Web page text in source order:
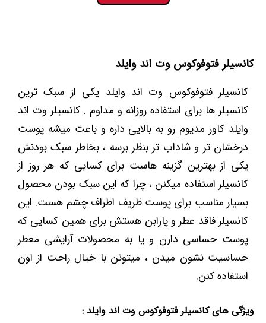
کانسیلر فتوفوکوس وت اند وایلد
کانسیلر فتوفوکوس وت اند وایلد یکی از سبک ترین
کانسیلر ها برای استفاده روزانه و مداوم . کانسیلر وت اند
وایلد کاور مدیوم رو به بالایی داره و باعث میشه پوست
درخشان تر و شاداب تر بنظر برسه ، بخاطر سبک بودنش
یکی از بهترین گزینه هاست برای کسایی که هر روز از
کانسیلر استفاده میکنن ، چرا که این سبک بودن محصول
بسیار مناسب برای پوست ظریف اطراف چشم هست. این
کانسیلر فاقد عطر و پارابن هستش برای همین کسایی که
پوست حساسی دارن و یا به محصولات آرایشی معطر
حساسیت نشون میدن ، میتونن با خیال راحت از اون
استفاده کنن.
ویژگی های کانسیلر فتوفوکوس وت اند وایلد :